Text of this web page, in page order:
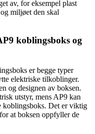
av, for eksempel plast
miljøet den skal
koblingsboks og
er begge typer
elektriske tilkoblinger.
og designen av boksen.
utstyr, mens AP9 kan
koblingsboks. Det er viktig
at boksen oppfyller de